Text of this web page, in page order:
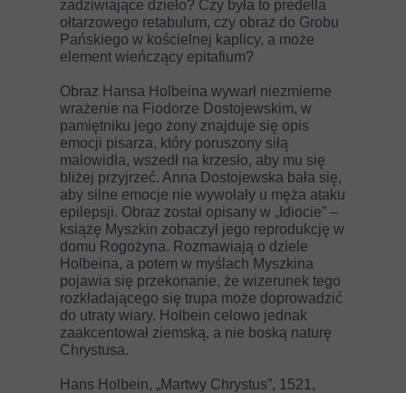
zadziwiające dzieło? Czy była to predella
ołtarzowego retabulum, czy obraz do Grobu
Pańskiego w kościelnej kaplicy, a może
element wieńczący epitafium?
Obraz Hansa Holbeina wywarł niezmierne
wrażenie na Fiodorze Dostojewskim, w
pamiętniku jego żony znajduje się opis
emocji pisarza, który poruszony siłą
malowidła, wszedł na krzesło, aby mu się
bliżej przyjrzeć. Anna Dostojewska bała się,
aby silne emocje nie wywołały u męża ataku
epilepsji. Obraz został opisany w „Idiocie” –
książę Myszkin zobaczył jego reprodukcję w
domu Rogożyna. Rozmawiają o dziele
Holbeina, a potem w myślach Myszkina
pojawia się przekonanie, że wizerunek tego
rozkładającego się trupa może doprowadzić
do utraty wiary. Holbein celowo jednak
zaakcentował ziemską, a nie boską naturę
Chrystusa.
Hans Holbein, „Martwy Chrystus”, 1521,